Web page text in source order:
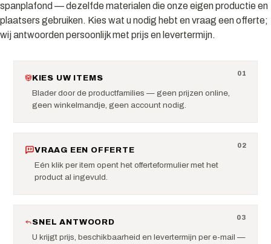
spanplafond — dezelfde materialen die onze eigen productie en
plaatsers gebruiken. Kies wat u nodig hebt en vraag een offerte;
wij antwoorden persoonlijk met prijs en levertermijn.
01
KIES UW ITEMS
Blader door de productfamilies — geen prijzen online,
geen winkelmandje, geen account nodig.
02
VRAAG EEN OFFERTE
Eén klik per item opent het offerteformulier met het
product al ingevuld.
03
SNEL ANTWOORD
U krijgt prijs, beschikbaarheid en levertermijn per e-mail —